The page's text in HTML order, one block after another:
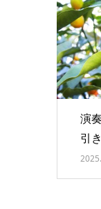
演
引
対